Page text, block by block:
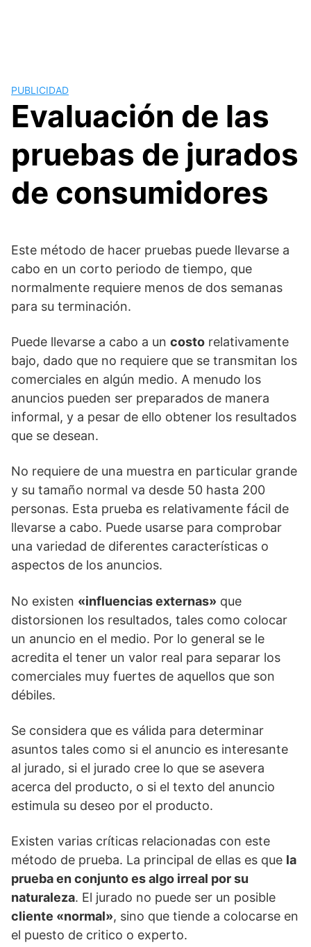
PUBLICIDAD
Evaluación de las
pruebas de jurados
de consumidores
Este método de hacer pruebas puede llevarse a
cabo en un corto periodo de tiempo, que
normalmente requiere menos de dos semanas
para su terminación.
Puede llevarse a cabo a un costo relativamente
bajo, dado que no requiere que se transmitan los
comerciales en algún medio. A menudo los
anuncios pueden ser preparados de manera
informal, y a pesar de ello obtener los resultados
que se desean.
No requiere de una muestra en particular grande
y su tamaño normal va desde 50 hasta 200
personas. Esta prueba es relativamente fácil de
llevarse a cabo. Puede usarse para comprobar
una variedad de diferentes características o
aspectos de los anuncios.
No existen «influencias externas» que
distorsionen los resultados, tales como colocar
un anuncio en el medio. Por lo general se le
acredita el tener un valor real para separar los
comerciales muy fuertes de aquellos que son
débiles.
Se considera que es válida para determinar
asuntos tales como si el anuncio es interesante
al jurado, si el jurado cree lo que se asevera
acerca del producto, o si el texto del anuncio
estimula su deseo por el producto.
Existen varias críticas relacionadas con este
método de prueba. La principal de ellas es que la
prueba en conjunto es algo irreal por su
naturaleza. El jurado no puede ser un posible
cliente «normal», sino que tiende a colocarse en
el puesto de critico o experto.